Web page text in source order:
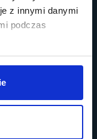
z innymi danymi
podczas